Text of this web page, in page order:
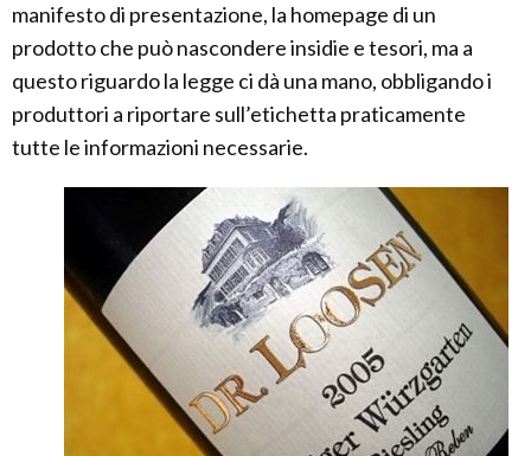
manifesto di presentazione, la homepage di un
prodotto che può nascondere insidie e tesori, ma a
questo riguardo la legge ci dà una mano, obbligando i
produttori a riportare sull’etichetta praticamente
tutte le informazioni necessarie.